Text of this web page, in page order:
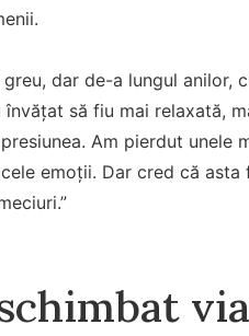
dar de-a lungul anilor,
să fiu mai relaxată,
Am pierdut unele
emoții. Dar cred că